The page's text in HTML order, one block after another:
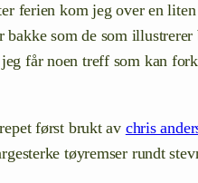
ferien kom jeg over en
bakke som de som
får noen treff som kan
først brukt av chris
tøyremser rundt